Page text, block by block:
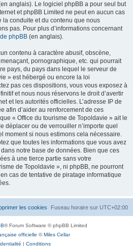
anglais). Le logiciel phpBB a pour seul but
et phpBB Limited ne peut en aucun cas
la conduite et du contenu que nous
pas. Pour plus d’informations concernant
phpBB (en anglais).
contenu à caractère abusif, obscène,
pornographique, etc. qui pourrait
pays, du pays dans lequel le serveur de
» est hébergé ou encore la loi
pas ces dispositions, vous vous exposez à
et nous nous réservons le droit d’avertir
et les autorités officielles. L’adresse IP de
afin d’aider au renforcement de ces
« Office du tourisme de Topoldavie » ait le
déplacer ou de verrouiller n’importe quel
moment si nous estimons cela nécessaire.
que toutes les informations que vous avez
notre base de données. Bien que ces
à une tierce partie sans votre
de Topoldavie », ni phpBB, ne pourront
cas de tentative de piratage informatique
Fuseau horaire sur UTC+02:00
les cookies
® Forum Software © phpBB Limited
officielle ©Miles Cellar
| Conditions